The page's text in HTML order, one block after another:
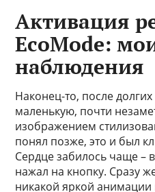
Активация
EcoMode:
наблюдения
Наконец-то, после
маленькую, почти
изображением
понял позже, это и был
Сердце забилось чаще –
нажал на кнопку. Сразу
никакой яркой анимации